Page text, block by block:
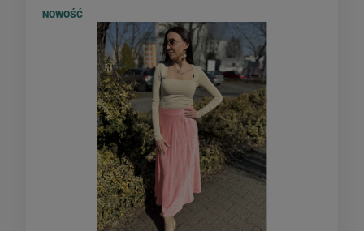
NOWOŚĆ